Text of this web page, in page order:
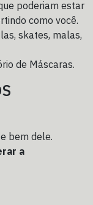
poderiam estar
como você.
skates, malas,
de Máscaras.
bem dele.
a